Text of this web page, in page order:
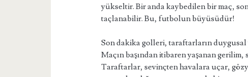
yükseltir. Bir anda kaybedilen bir maç,
taçlanabilir. Bu, futbolun büyüsüdür!
Son dakika golleri, taraftarların
Maçın başından itibaren yaşanan
Taraftarlar, sevinçten havalara uçar,